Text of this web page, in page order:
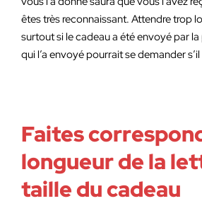
êtes très reconnaissant. Attendre trop
surtout si le cadeau a été envoyé par
qui l’a envoyé pourrait se demander s’il
Faites
longueur de la
taille du cadeau